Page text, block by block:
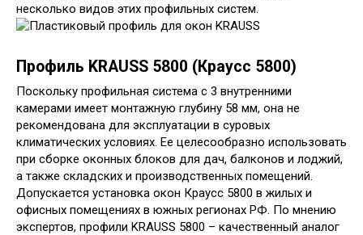
несколько видов этих профильных систем.
Профиль KRAUSS 5800 (Краусс 5800)
Поскольку профильная система с 3 внутренними
камерами имеет монтажную глубину 58 мм, она не
рекомендована для эксплуатации в суровых
климатических условиях. Ее целесообразно использовать
при сборке оконных блоков для дач, балконов и лоджий,
а также складских и производственных помещений.
Допускается установка окон Краусс 5800 в жилых и
офисных помещениях в южных регионах РФ. По мнению
экспертов, профили KRAUSS 5800 – качественный аналог